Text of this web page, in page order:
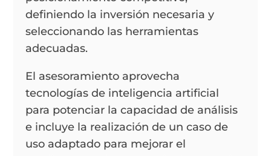
definiendo la inversión necesaria y
seleccionando las herramientas
adecuadas.
El asesoramiento aprovecha
tecnologías de inteligencia artificial
para potenciar la capacidad de análisis
e incluye la realización de un caso de
uso adaptado para mejorar el